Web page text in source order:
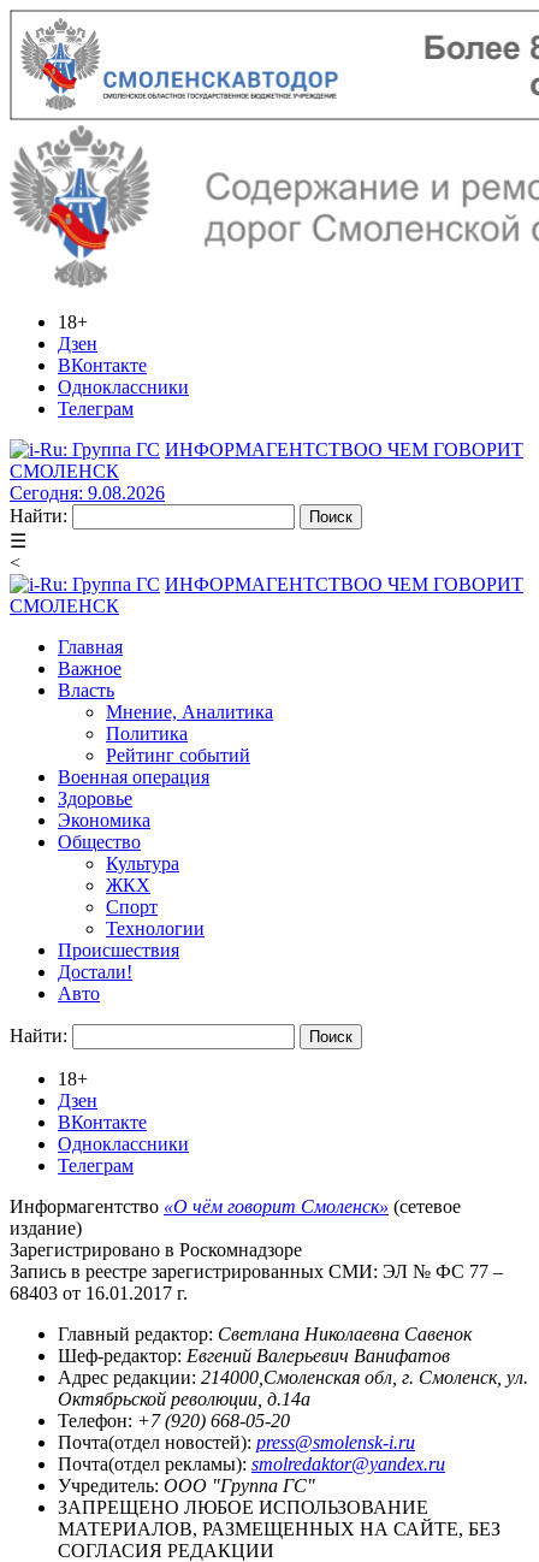
18+
Дзен
ВКонтакте
Одноклассники
Телеграм
ИНФОРМАГЕНТСТВОО ЧЕМ ГОВОРИТ
СМОЛЕНСК
Сегодня: 9.08.2026
Найти:
☰
<
ИНФОРМАГЕНТСТВОО ЧЕМ ГОВОРИТ
СМОЛЕНСК
Главная
Важное
Власть
Мнение, Аналитика
Политика
Рейтинг событий
Военная операция
Здоровье
Экономика
Общество
Культура
ЖКХ
Спорт
Технологии
Происшествия
Достали!
Авто
Найти:
18+
Дзен
ВКонтакте
Одноклассники
Телеграм
Информагентство «О чём говорит Смоленск» (сетевое
издание)
Зарегистрировано в Роскомнадзоре
Запись в реестре зарегистрированных СМИ: ЭЛ № ФС 77 –
68403 от 16.01.2017 г.
Главный редактор: Светлана Николаевна Савенок
Шеф-редактор: Евгений Валерьевич Ванифатов
Адрес редакции: 214000,Смоленская обл, г. Смоленск, ул.
Октябрьской революции, д.14а
Телефон: +7 (920) 668-05-20
Почта(отдел новостей): press@smolensk-i.ru
Почта(отдел рекламы): smolredaktor@yandex.ru
Учредитель: ООО "Группа ГС"
ЗАПРЕЩЕНО ЛЮБОЕ ИСПОЛЬЗОВАНИЕ
МАТЕРИАЛОВ, РАЗМЕЩЕННЫХ НА САЙТЕ, БЕЗ
СОГЛАСИЯ РЕДАКЦИИ